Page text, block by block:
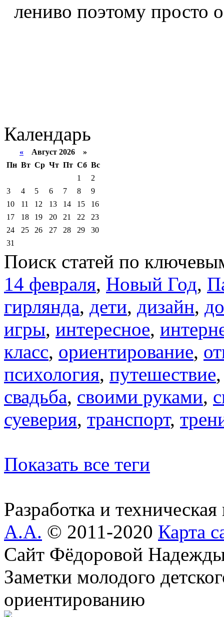
лениво поэтому просто
Календарь
« Август 2026 »
Пн Вт Ср Чт Пт Сб Вс
1
2
3
4 5 6 7 8
9
10
11 12 13 14 15
16
17
18 19 20 21 22
23
24
25 26 27 28 29
30
31
Поиск статей по
14 февраля, Новый Год,
гирлянда, дети, дизайн,
игры, интересное,
класс, ориентирование,
психология, путешествие
свадьба, своими руками,
суеверия, транспорт,
Показать все теги
Разработка и
А.А. © 2011-2020 Карта
Сайт Фёдоровой
Заметки молодого
ориентированию